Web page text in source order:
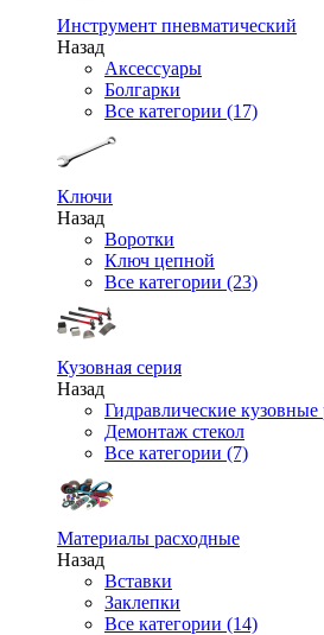
Инструмент пневматический
Назад
Аксессуары
Болгарки
Все категории (17)
Ключи
Назад
Воротки
Ключ цепной
Все категории (23)
Кузовная серия
Назад
Гидравлические кузовные
Демонтаж стекол
Все категории (7)
Материалы расходные
Назад
Вставки
Заклепки
Все категории (14)